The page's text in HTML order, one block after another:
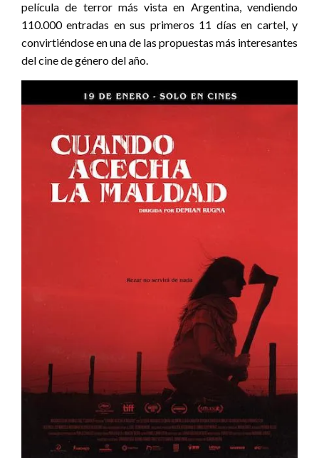
película de terror más vista en Argentina, vendiendo
110.000 entradas en sus primeros 11 días en cartel, y
convirtiéndose en una de las propuestas más interesantes
del cine de género del año.